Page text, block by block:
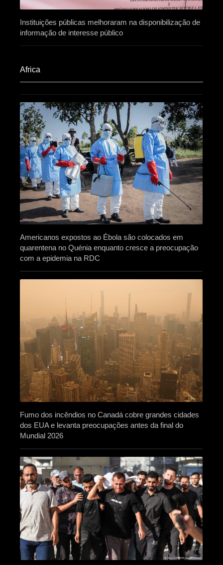
Instituições públicas melhoraram na disponibilização de
informação de interesse público
Africa​
Americanos expostos ao Ébola são colocados em
quarentena no Quénia enquanto cresce a preocupação
com a epidemia na RDC
Fumo dos incêndios no Canadá cobre grandes cidades
dos EUA e levanta preocupações antes da final do
Mundial 2026